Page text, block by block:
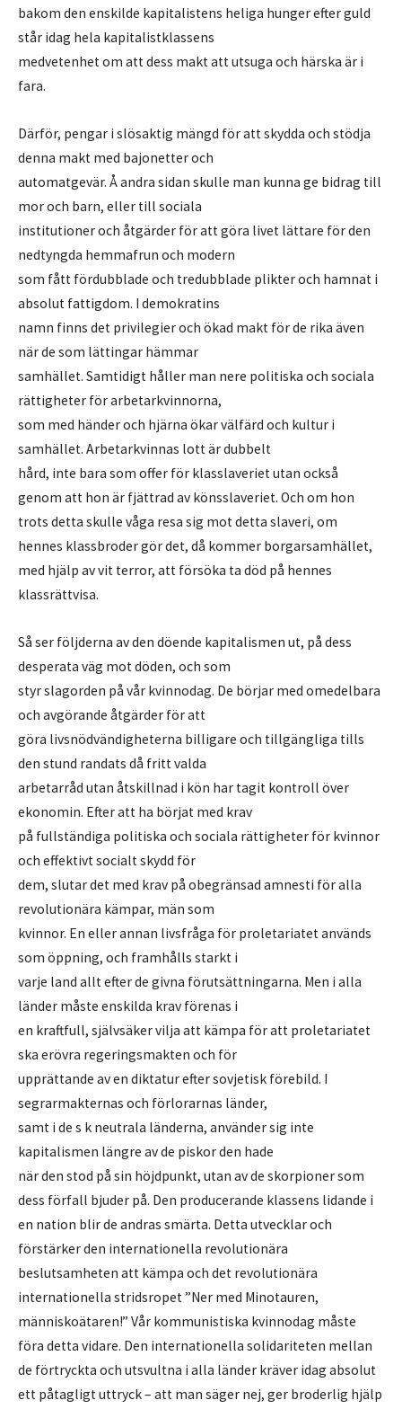
bakom den enskilde kapitalistens heliga hunger efter guld
står idag hela kapitalistklassens
medvetenhet om att dess makt att utsuga och härska är i
fara.
Därför, pengar i slösaktig mängd för att skydda och stödja
denna makt med bajonetter och
automatgevär. Å andra sidan skulle man kunna ge bidrag till
mor och barn, eller till sociala
institutioner och åtgärder för att göra livet lättare för den
nedtyngda hemmafrun och modern
som fått fördubblade och tredubblade plikter och hamnat i
absolut fattigdom. I demokratins
namn finns det privilegier och ökad makt för de rika även
när de som lättingar hämmar
samhället. Samtidigt håller man nere politiska och sociala
rättigheter för arbetarkvinnorna,
som med händer och hjärna ökar välfärd och kultur i
samhället. Arbetarkvinnas lott är dubbelt
hård, inte bara som offer för klasslaveriet utan också
genom att hon är fjättrad av könsslaveriet. Och om hon
trots detta skulle våga resa sig mot detta slaveri, om
hennes klassbroder gör det, då kommer borgarsamhället,
med hjälp av vit terror, att försöka ta död på hennes
klassrättvisa.
Så ser följderna av den döende kapitalismen ut, på dess
desperata väg mot döden, och som
styr slagorden på vår kvinnodag. De börjar med omedelbara
och avgörande åtgärder för att
göra livsnödvändigheterna billigare och tillgängliga tills
den stund randats då fritt valda
arbetarråd utan åtskillnad i kön har tagit kontroll över
ekonomin. Efter att ha börjat med krav
på fullständiga politiska och sociala rättigheter för kvinnor
och effektivt socialt skydd för
dem, slutar det med krav på obegränsad amnesti för alla
revolutionära kämpar, män som
kvinnor. En eller annan livsfråga för proletariatet används
som öppning, och framhålls starkt i
varje land allt efter de givna förutsättningarna. Men i alla
länder måste enskilda krav förenas i
en kraftfull, självsäker vilja att kämpa för att proletariatet
ska erövra regeringsmakten och för
upprättande av en diktatur efter sovjetisk förebild. I
segrarmakternas och förlorarnas länder,
samt i de s k neutrala länderna, använder sig inte
kapitalismen längre av de piskor den hade
när den stod på sin höjdpunkt, utan av de skorpioner som
dess förfall bjuder på. Den producerande klassens lidande i
en nation blir de andras smärta. Detta utvecklar och
förstärker den internationella revolutionära
beslutsamheten att kämpa och det revolutionära
internationella stridsropet ”Ner med Minotauren,
människoätaren!” Vår kommunistiska kvinnodag måste
föra detta vidare. Den internationella solidariteten mellan
de förtryckta och utsvultna i alla länder kräver idag absolut
ett påtagligt uttryck – att man säger nej, ger broderlig hjälp